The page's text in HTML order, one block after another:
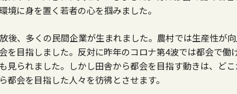
境に身を置く若者の心を掴みました。
後、多くの民間企業が生まれました。農村では生産性が
を目指しました。反対に昨年のコロナ第4波では都会で働
見られました。しかし田舎から都会を目指す動きは、どこ
都会を目指した人々を彷彿とさせます。